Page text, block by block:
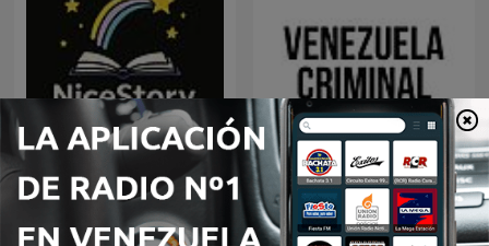
NiceStory Deutsch –
Interaktive
Hörgeschichten für
Erwachsene
Venezuela Criminal